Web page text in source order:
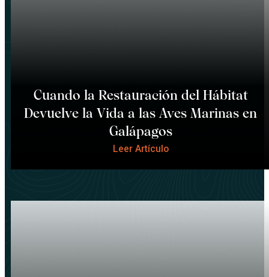
Cuando la Restauración del Hábitat
Devuelve la Vida a las Aves Marinas en
Galápagos
Leer Artículo